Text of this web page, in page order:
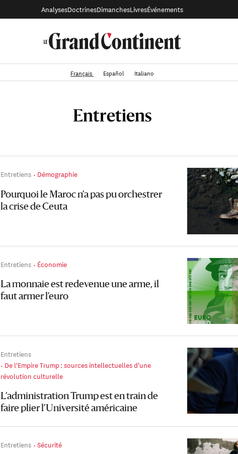
AnalysesDoctrinesDimanchesLivresÉvénements
Français Español Italiano
Entretiens
Entretiens Démographie
Pourquoi le Maroc n’a pas pu orchestrer
la crise de Ceuta
Entretiens Économie
La monnaie est redevenue une arme, il
faut armer l’euro
Entretiens
De l'Empire Trump : sources intellectuelles d'une
révolution culturelle
L’administration Trump est en train de
faire plier l’Université américaine
Entretiens Sécurité